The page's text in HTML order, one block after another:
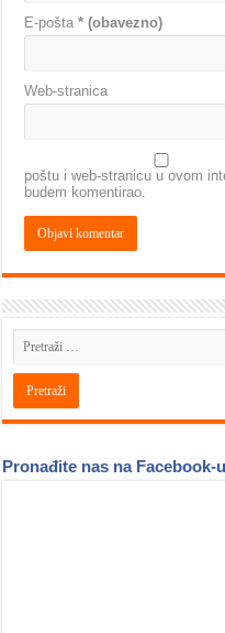
E-pošta* (obavezno)
Web-stranica
poštu i web-stranicu u ovom
budem komentirao.
Pronađite nas na Facebook-u